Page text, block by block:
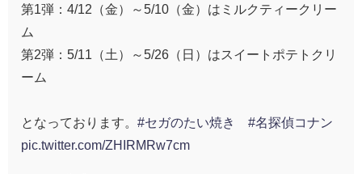
第1弾：4/12（金）～5/10（金）はミルクティークリー
ム
第2弾：5/11（土）～5/26（日）はスイートポテトクリ
ーム
となっております。 #セガのたい焼き
#名探偵コナン
pic.twitter.com/ZHIRMRw7cm